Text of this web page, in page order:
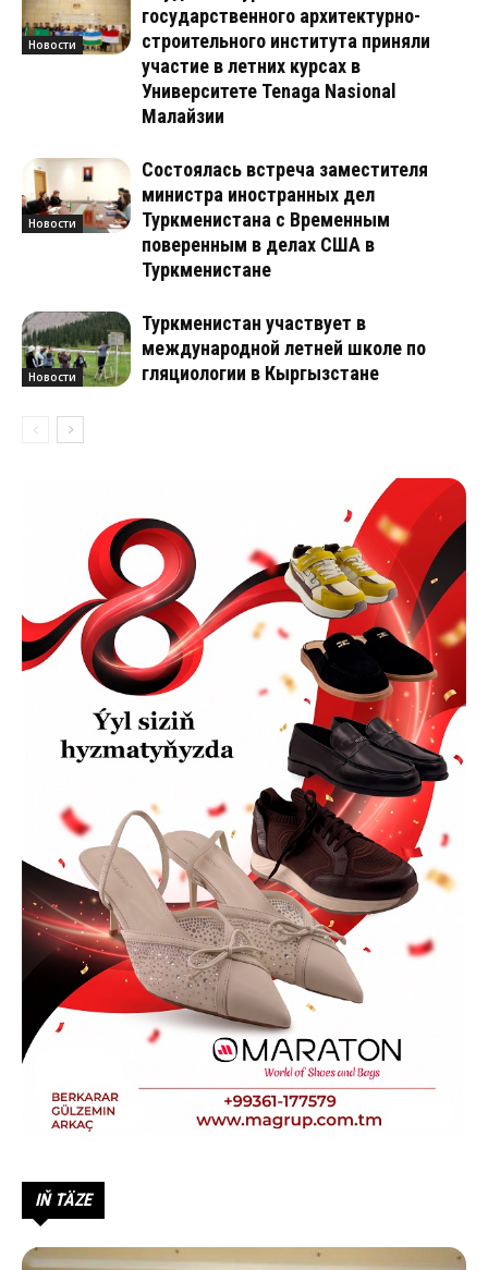
Новости
государственного архитектурно-
строительного института приняли
участие в летних курсах в
Университете Tenaga Nasional
Малайзии
Новости
Состоялась встреча заместителя
министра иностранных дел
Туркменистана с Временным
поверенным в делах США в
Туркменистане
Новости
Туркменистан участвует в
международной летней школе по
гляциологии в Кыргызстане
IŇ TÄZE